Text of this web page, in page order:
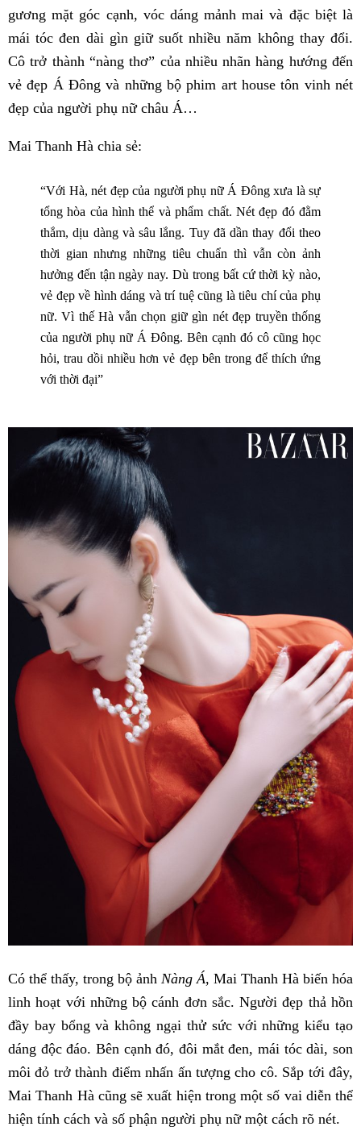
gương mặt góc cạnh, vóc dáng mảnh mai và đặc biệt là
mái tóc đen dài gìn giữ suốt nhiều năm không thay đổi.
Cô trở thành “nàng thơ” của nhiều nhãn hàng hướng đến
vẻ đẹp Á Đông và những bộ phim art house tôn vinh nét
đẹp của người phụ nữ châu Á…
Mai Thanh Hà chia sẻ:
“Với Hà, nét đẹp của người phụ nữ Á Đông xưa là sự
tổng hòa của hình thể và phẩm chất. Nét đẹp đó đằm
thắm, dịu dàng và sâu lắng. Tuy đã dần thay đổi theo
thời gian nhưng những tiêu chuẩn thì vẫn còn ảnh
hưởng đến tận ngày nay. Dù trong bất cứ thời kỳ nào,
vẻ đẹp về hình dáng và trí tuệ cũng là tiêu chí của phụ
nữ. Vì thế Hà vẫn chọn giữ gìn nét đẹp truyền thống
của người phụ nữ Á Đông. Bên cạnh đó cô cũng học
hỏi, trau dồi nhiều hơn vẻ đẹp bên trong để thích ứng
với thời đại”
Có thể thấy, trong bộ ảnh Nàng Á, Mai Thanh Hà biến hóa
linh hoạt với những bộ cánh đơn sắc. Người đẹp thả hồn
đầy bay bổng và không ngại thử sức với những kiểu tạo
dáng độc đáo. Bên cạnh đó, đôi mắt đen, mái tóc dài, son
môi đỏ trở thành điểm nhấn ấn tượng cho cô. Sắp tới đây,
Mai Thanh Hà cũng sẽ xuất hiện trong một số vai diễn thể
hiện tính cách và số phận người phụ nữ một cách rõ nét.